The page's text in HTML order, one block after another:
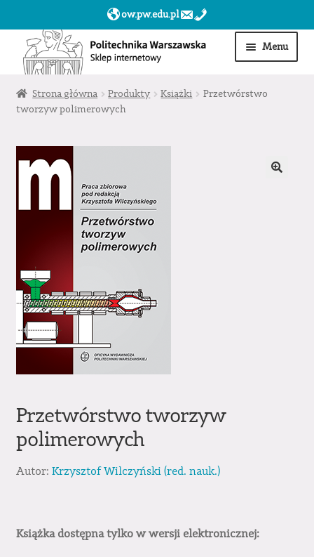
ow.pw.edu.pl
Przejdź
do
nawigacji
Przejdź
do
treści
Menu
Start
Moje konto
Obserwowane
Sklep dla jednostek PW »
Strona główna Produkty Książki
Przetwórstwo
tworzyw polimerowych
Przetwórstwo tworzyw
polimerowych
Autor: Krzysztof Wilczyński (red. nauk.)
Książka dostępna tylko w wersji elektronicznej: